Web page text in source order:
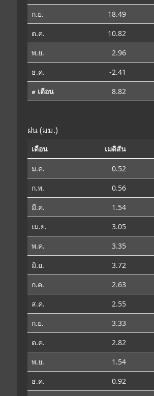
ก.ย.
18.49
ต.ค.
10.82
พ.ย.
2.96
ธ.ค.
-2.41
⌀ เดือน
8.82
ฝน (มม.)
เดือน เมดิสัน
ม.ค. 0.52
ก.พ.
0.56
มี.ค.
1.54
เม.ย.
3.05
พ.ค.
3.35
มิ.ย.
3.72
ก.ค.
2.63
ส.ค.
2.55
ก.ย.
3.33
ต.ค.
2.82
พ.ย.
1.54
ธ.ค.
0.92